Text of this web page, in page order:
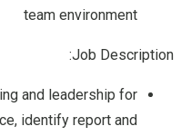
team environment
Job Description:
and leadership for
identify report and